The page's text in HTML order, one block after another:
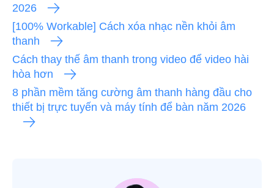
2026
[100% Workable] Cách xóa nhạc nền khỏi âm
thanh
Cách thay thế âm thanh trong video để video hài
hòa hơn
8 phần mềm tăng cường âm thanh hàng đầu cho
thiết bị trực tuyến và máy tính để bàn năm 2026